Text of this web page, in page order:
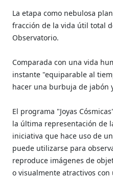
La etapa como nebulosa
fracción de la vida útil total
Observatorio.
Comparada con una vida
instante "equiparable al
hacer una burbuja de jabón
El programa "Joyas
la última representación de
iniciativa que hace uso de
puede utilizarse para
reproduce imágenes de
o visualmente atractivos